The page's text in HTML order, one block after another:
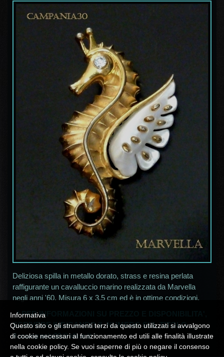
Deliziosa spilla in metallo dorato, strass e resina perlata
raffigurante un cavalluccio marino realizzata da Marvella
negli anni '60. Misura 6 x 3,5 cm ed è in ottime condizioni.
* PER INFORMAZIONI SU PREZZO E DISPONIBILITA',
SCRIVERE INDICANDO IL NUMERO SUL TITOLO
Acampania30@alice.it*
Informativa
Questo sito o gli strumenti terzi da questo utilizzati si avvalgono
di cookie necessari al funzionamento ed utili alle finalità illustrate
nella cookie policy. Se vuoi saperne di più o negare il consenso